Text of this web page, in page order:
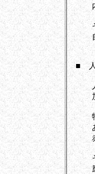
内向
それ
自然
■ 人
人間
加速
特に
ある
赤裸
そん
磨か